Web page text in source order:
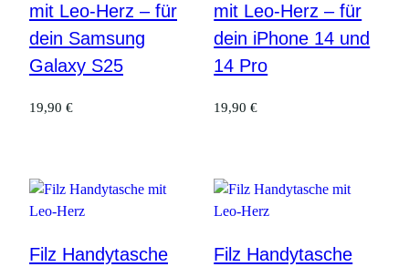
mit Leo-Herz – für
dein Samsung
Galaxy S25
19,90 €
mit Leo-Herz – für
dein iPhone 14 und
14 Pro
19,90€
Filz Handytasche
Filz Handytasche